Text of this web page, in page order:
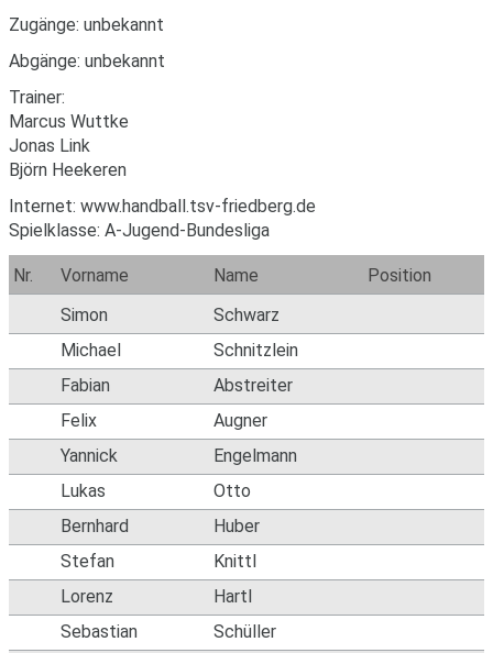
Zugänge: unbekannt
Abgänge: unbekannt
Trainer:
Marcus Wuttke
Jonas Link
Björn Heekeren
Internet: www.handball.tsv-friedberg.de
Spielklasse: A-Jugend-Bundesliga
Nr. Vorname Name
Position
Simon
Schwarz
Michael
Schnitzlein
Fabian
Abstreiter
Felix
Augner
Yannick
Engelmann
Lukas
Otto
Bernhard
Huber
Stefan
Knittl
Lorenz
Hartl
Sebastian
Schüller